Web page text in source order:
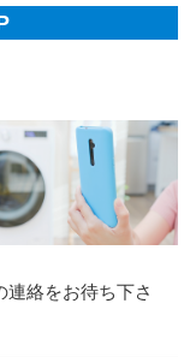
絡をお待ち下さ